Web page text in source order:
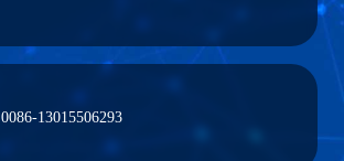
0086-13015506293